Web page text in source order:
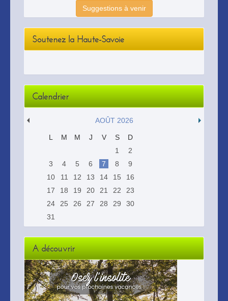
Suggestions à venir
Soutenez la Haute-Savoie
Calendrier
AOÛT 2026
L M M J V S
D
1
2
3
4 5 6 7 8
9
10
11 12 13 14 15
16
17
18 19 20 21 22
23
24
25 26 27 28 29
30
31
A découvrir